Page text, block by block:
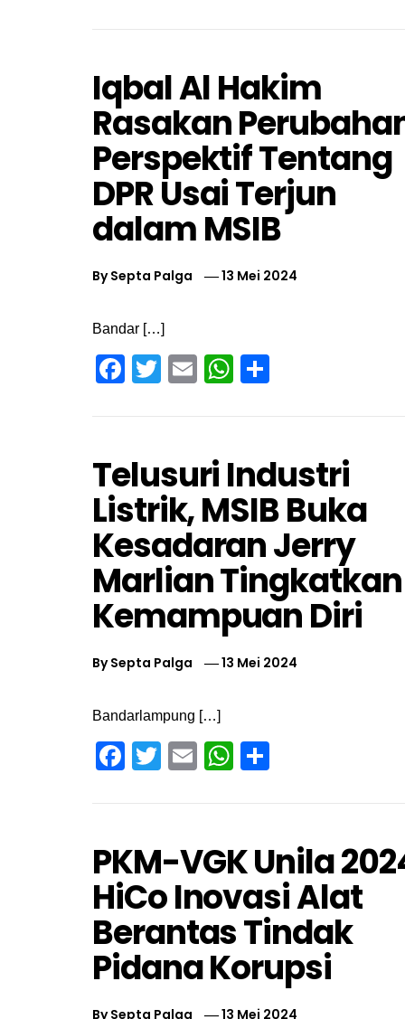
Iqbal Al Hakim
Rasakan
Perspektif Tentang
DPR Usai Terjun
dalam MSIB
BySepta Palga 13 Mei 2024
Bandar […]
Facebook
TwitterEmailWhatsApp
Telusuri Industri
Listrik, MSIB Buka
Kesadaran Jerry
Marlian Tingkatkan
Kemampuan Diri
BySepta Palga 13 Mei 2024
Bandarlampung […]
Facebook
TwitterEmailWhatsApp
PKM-VGK Unila
HiCo Inovasi Alat
Berantas Tindak
Pidana Korupsi
BySepta Palga 13 Mei 2024